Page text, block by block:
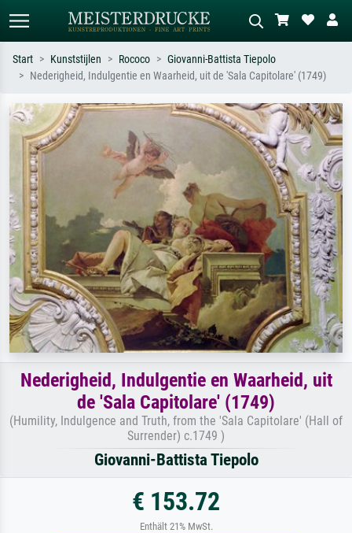
Zoek op kunstenaar, titel of stijl – bijv.
Monet, Sterrennacht, impressionisme,
Hokusai-golf, naakt.
Beschrijf de scène – bijv. groene
weide, abstract met veel rood, donker
olieverfschilderij, staand naakt naast
een boom.
Start Kunststijlen Rococo
Giovanni-Battista Tiepolo
Nederigheid, Indulgentie en Waarheid, uit de 'Sala Capitolare' (1749)
Nederigheid, Indulgentie en Waarheid, uit
de 'Sala Capitolare' (1749)
(Humility, Indulgence and Truth, from the 'Sala Capitolare' (Hall of
Surrender) c.1749 )
Giovanni-Battista Tiepolo
€ 153.72
Enthält 21% MwSt.